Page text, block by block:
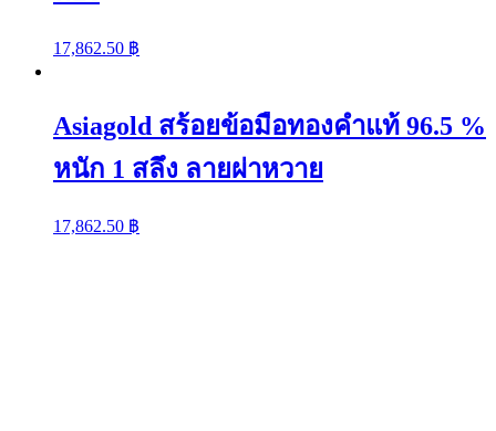
17,862.50 ฿
Asiagold สร้อยข้อมือทองคำแท้ 96.5 %
หนัก 1 สลึง ลายผ่าหวาย
17,862.50 ฿